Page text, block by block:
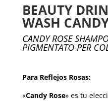
BEAUTY
WASH
CANDY ROSE
PIGMENTATO PER
Para Reflejos Rosas:
«Candy Rose» es tu